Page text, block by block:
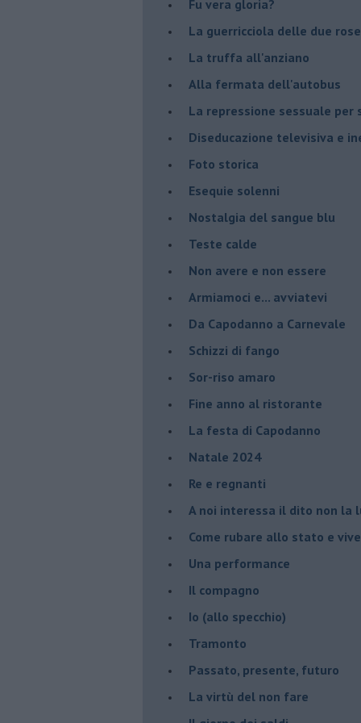
Fu vera gloria?
La guerricciola delle due rose
La truffa all'anziano
Alla fermata dell'autobus
La repressione sessuale per
Diseducazione televisiva e
Foto storica
Esequie solenni
Nostalgia del sangue blu
Teste calde
Non avere e non essere
Armiamoci e... avviatevi
Da Capodanno a Carnevale
Schizzi di fango
Sor-riso amaro
Fine anno al ristorante
La festa di Capodanno
Natale 2024
Re e regnanti
A noi interessa il dito non la
Come rubare allo stato e
Una performance
Il compagno
​Io (allo specchio)
Tramonto
Passato, presente, futuro
La virtù del non fare